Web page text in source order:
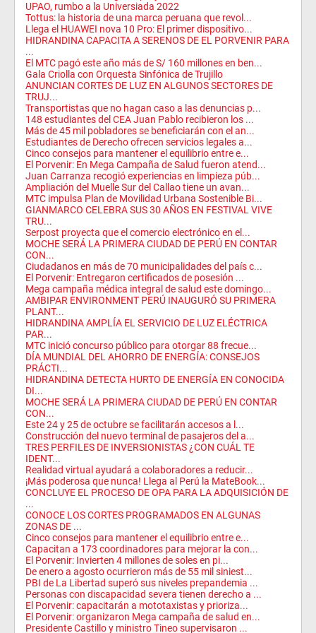
UPAO, rumbo a la Universiada 2022
Tottus: la historia de una marca peruana que revol...
Llega el HUAWEI nova 10 Pro: El primer dispositivo...
HIDRANDINA CAPACITA A SERENOS DE EL PORVENIR PARA
...
El MTC pagó este año más de S/ 160 millones en ben...
Gala Criolla con Orquesta Sinfónica de Trujillo
ANUNCIAN CORTES DE LUZ EN ALGUNOS SECTORES DE
TRUJ...
Transportistas que no hagan caso a las denuncias p...
148 estudiantes del CEA Juan Pablo recibieron los ...
Más de 45 mil pobladores se beneficiarán con el an...
Estudiantes de Derecho ofrecen servicios legales a...
Cinco consejos para mantener el equilibrio entre e...
El Porvenir: En Mega Campaña de Salud fueron atend...
Juan Carranza recogió experiencias en limpieza púb...
Ampliación del Muelle Sur del Callao tiene un avan...
MTC impulsa Plan de Movilidad Urbana Sostenible Bi...
GIANMARCO CELEBRA SUS 30 AÑOS EN FESTIVAL VIVE
TRU...
Serpost proyecta que el comercio electrónico en el...
MOCHE SERÁ LA PRIMERA CIUDAD DE PERÚ EN CONTAR
CON...
Ciudadanos en más de 70 municipalidades del país c...
El Porvenir: Entregaron certificados de posesión ...
Mega campaña médica integral de salud este domingo...
AMBIPAR ENVIRONMENT PERÚ INAUGURÓ SU PRIMERA
PLANT...
HIDRANDINA AMPLÍA EL SERVICIO DE LUZ ELÉCTRICA
PAR...
MTC inició concurso público para otorgar 88 frecue...
DÍA MUNDIAL DEL AHORRO DE ENERGÍA: CONSEJOS
PRÁCTI...
HIDRANDINA DETECTA HURTO DE ENERGÍA EN CONOCIDA
DI...
MOCHE SERÁ LA PRIMERA CIUDAD DE PERÚ EN CONTAR
CON...
Este 24 y 25 de octubre se facilitarán accesos a l...
Construcción del nuevo terminal de pasajeros del a...
TRES PERFILES DE INVERSIONISTAS ¿CON CUÁL TE
IDENT...
Realidad virtual ayudará a colaboradores a reducir...
¡Más poderosa que nunca! Llega al Perú la MateBook...
CONCLUYE EL PROCESO DE OPA PARA LA ADQUISICIÓN DE
...
CONOCE LOS CORTES PROGRAMADOS EN ALGUNAS
ZONAS DE ...
Cinco consejos para mantener el equilibrio entre e...
Capacitan a 173 coordinadores para mejorar la con...
El Porvenir: Invierten 4 millones de soles en pi...
De enero a agosto ocurrieron más de 55 mil siniest...
PBI de La Libertad superó sus niveles prepandemia ...
Personas con discapacidad severa tienen derecho a ...
El Porvenir: capacitarán a mototaxistas y prioriza...
El Porvenir: organizaron Mega campaña de salud en...
Presidente Castillo y ministro Tineo supervisaron ...